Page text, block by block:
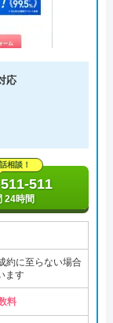
応
相談！
511
24時間
約に至らない場合
ます
料